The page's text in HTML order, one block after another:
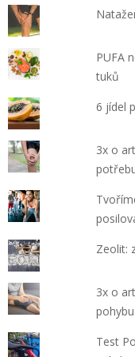
PUFA
tuků
6 jídel
3x o
Zeolit:
3x o
Test